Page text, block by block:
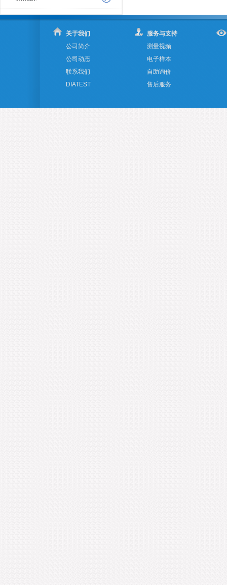
关于我们
公司简介
公司动态
联系我们
DIATEST
服务与支持
测量视频
电子样本
自助询价
售后服务